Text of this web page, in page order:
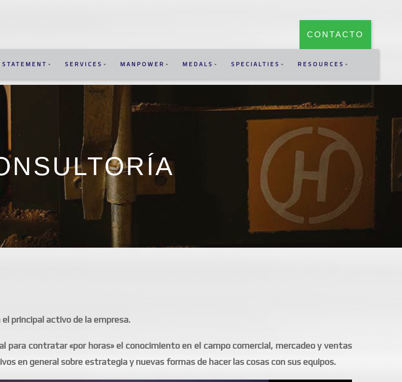
CONTACTO
STATEMENT SERVICES MANPOWER MEDALS SPECIALTIES RESOURCES
principal activo de la empresa.
para contratar «por horas» el conocimiento en el campo comercial, mercadeo y ventas
en general sobre estrategia y nuevas formas de hacer las cosas con sus equipos.